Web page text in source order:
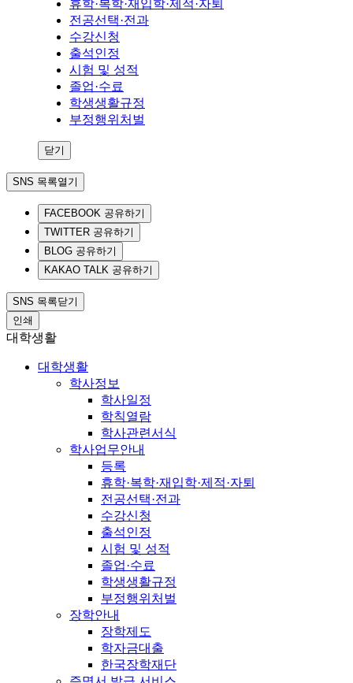
휴학·복학·재입학·제적·자퇴
전공선택·전과
수강신청
출석인정
시험 및 성적
졸업·수료
학생생활규정
부정행위처벌
닫기
SNS 목록열기
FACEBOOK 공유하기
TWITTER 공유하기
BLOG 공유하기
KAKAO TALK 공유하기
SNS 목록닫기
인쇄
대학생활
대학생활
학사정보
학사일정
학칙열람
학사관련서식
학사업무안내
등록
휴학·복학·재입학·제적·자퇴
전공선택·전과
수강신청
출석인정
시험 및 성적
졸업·수료
학생생활규정
부정행위처벌
장학안내
장학제도
학자금대출
한국장학재단